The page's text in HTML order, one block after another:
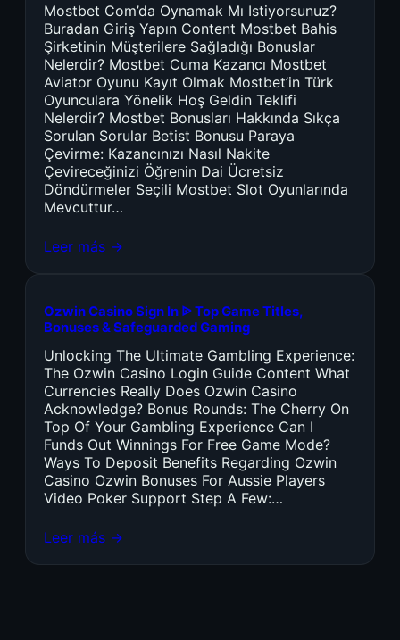
Mostbet Com’da Oynamak Mı Istiyorsunuz?
Buradan Giriş Yapın Content Mostbet Bahis
Şirketinin Müşterilere Sağladığı Bonuslar
Nelerdir? Mostbet Cuma Kazancı Mostbet
Aviator Oyunu Kayıt Olmak Mostbet’in Türk
Oyunculara Yönelik Hoş Geldin Teklifi
Nelerdir? Mostbet Bonusları Hakkında Sıkça
Sorulan Sorular Betist Bonusu Paraya
Çevirme: Kazancınızı Nasıl Nakite
Çevireceğinizi Öğrenin Dai Ücretsiz
Döndürmeler Seçili Mostbet Slot Oyunlarında
Mevcuttur…
Leer más →
Ozwin Casino Sign In ᐉ Top Game Titles,
Bonuses & Safeguarded Gaming
Unlocking The Ultimate Gambling Experience:
The Ozwin Casino Login Guide Content What
Currencies Really Does Ozwin Casino
Acknowledge? Bonus Rounds: The Cherry On
Top Of Your Gambling Experience Can I
Funds Out Winnings For Free Game Mode?
Ways To Deposit Benefits Regarding Ozwin
Casino Ozwin Bonuses For Aussie Players
Video Poker Support Step A Few:…
Leer más →